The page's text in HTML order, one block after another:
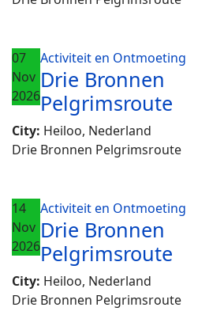
07
Nov
2026
Activiteit en Ontmoeting
Drie Bronnen
Pelgrimsroute
City: Heiloo, Nederland
Drie Bronnen Pelgrimsroute
14
Nov
2026
Activiteit en Ontmoeting
Drie Bronnen
Pelgrimsroute
City: Heiloo, Nederland
Drie Bronnen Pelgrimsroute